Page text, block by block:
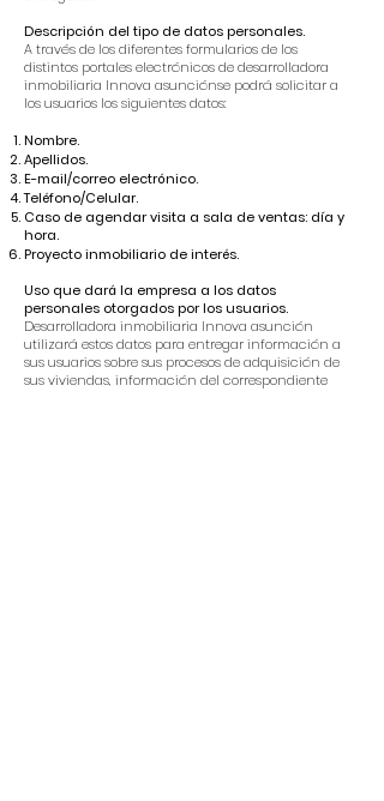
Descripción del tipo de datos personales.
A través de los diferentes formularios de los
distintos portales electrónicos de desarrolladora
inmobiliaria Innova asunciónse podrá solicitar a
los usuarios los siguientes datos:
Nombre.
Apellidos.
E-mail/correo electrónico.
Teléfono/Celular.
Caso de agendar visita a sala de ventas: día y
hora.
Proyecto inmobiliario de interés.
Uso que dará la empresa a los datos
personales otorgados por los usuarios.
Desarrolladora inmobiliaria Innova asunción
utilizará estos datos para entregar información a
sus usuarios sobre sus procesos de adquisición de
sus viviendas, información del correspondiente